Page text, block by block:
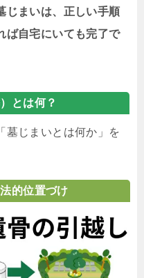
じまいは、正しい手順
ば自宅にいても完了で
とは何？
墓じまいとは何か」を
的位置づけ